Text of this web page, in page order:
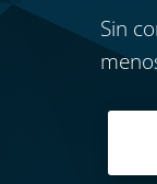
Sin